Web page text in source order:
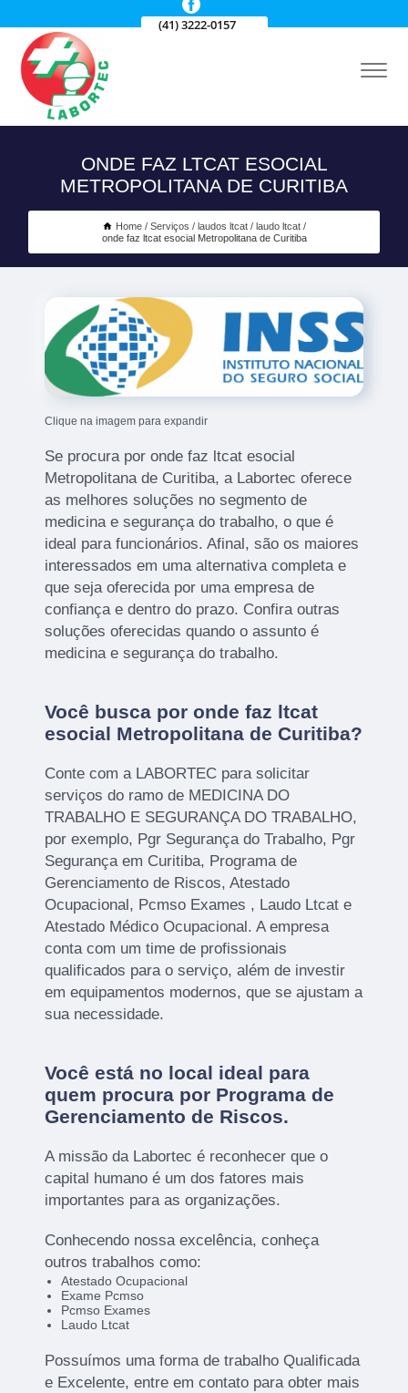
(41) 3222-0157
ONDE FAZ LTCAT ESOCIAL
METROPOLITANA DE CURITIBA
Home Serviços laudos ltcat
laudo ltcat
onde faz ltcat esocial Metropolitana de Curitiba
Clique na imagem para expandir
Se procura por onde faz ltcat esocial
Metropolitana de Curitiba, a Labortec oferece
as melhores soluções no segmento de
medicina e segurança do trabalho, o que é
ideal para funcionários. Afinal, são os maiores
interessados em uma alternativa completa e
que seja oferecida por uma empresa de
confiança e dentro do prazo. Confira outras
soluções oferecidas quando o assunto é
medicina e segurança do trabalho.
Você busca por onde faz ltcat
esocial Metropolitana de Curitiba?
Conte com a LABORTEC para solicitar
serviços do ramo de MEDICINA DO
TRABALHO E SEGURANÇA DO TRABALHO,
por exemplo, Pgr Segurança do Trabalho, Pgr
Segurança em Curitiba, Programa de
Gerenciamento de Riscos, Atestado
Ocupacional, Pcmso Exames , Laudo Ltcat e
Atestado Médico Ocupacional. A empresa
conta com um time de profissionais
qualificados para o serviço, além de investir
em equipamentos modernos, que se ajustam a
sua necessidade.
Você está no local ideal para
quem procura por Programa de
Gerenciamento de Riscos.
A missão da Labortec é reconhecer que o
capital humano é um dos fatores mais
importantes para as organizações.
Conhecendo nossa excelência, conheça
outros trabalhos como:
Atestado Ocupacional
Exame Pcmso
Pcmso Exames
Laudo Ltcat
Possuímos uma forma de trabalho Qualificada
e Excelente, entre em contato para obter mais